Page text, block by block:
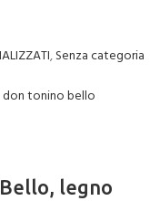
,Senza categoria
legno